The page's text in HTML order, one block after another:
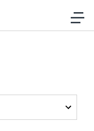
contenido